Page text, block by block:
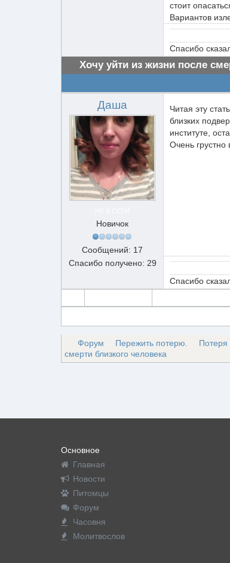
стоит
Вариантов
Спасибо
Хочу уйти из жизни после
Даша
Новичок
Сообщений: 17
Спасибо получено: 29
Читая эту
близких
институте,
Очень грустно
Спасибо
Форум Пережить потерю. Потеря
смерти близкого человека
Основное
Главная
Новости
Питомцы
Форум
Часовня
Молитвослов